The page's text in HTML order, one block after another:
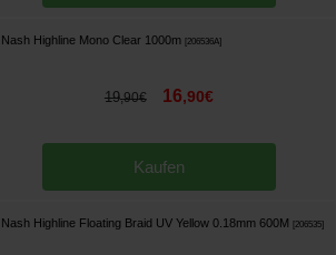
Nash Highline Mono Clear 1000m 206536A]
19,90€ 16,90€
Kaufen
Nash Highline Floating Braid UV Yellow 0.18mm 600M 206535]